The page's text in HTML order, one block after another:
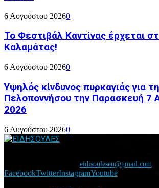
6 Αυγούστου 20260
Το Φεστιβάλ Καντίνας έρχεται
Καλαμάτας!
6 Αυγούστου 20260
Υψηλός κίνδυνος πυρκαγιάς για
Πελοποννήσου την Παρασκευή 7
2026
6 Αυγούστου 20260
eidisouleseu@gmail.com
FacebookTwitterInstagramYoutube